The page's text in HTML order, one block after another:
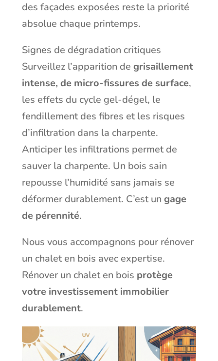
des façades exposées reste la priorité
absolue chaque printemps.
Signes de dégradation critiques
Surveillez l’apparition de grisaillement
intense, de micro-fissures de surface,
les effets du cycle gel-dégel, le
fendillement des fibres et les risques
d’infiltration dans la charpente.
Anticiper les infiltrations permet de
sauver la charpente. Un bois sain
repousse l’humidité sans jamais se
déformer durablement. C’est un gage
de pérennité.
Nous vous accompagnons pour rénover
un chalet en bois avec expertise.
Rénover un chalet en bois protège
votre investissement immobilier
durablement.